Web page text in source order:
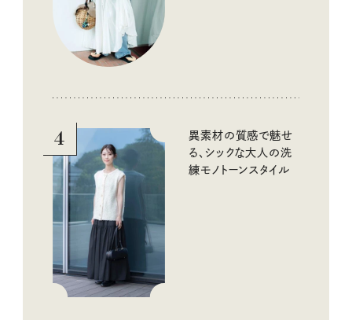
4
異素材の質感で魅せ
る、シックな大人の洗
練モノトーンスタイル